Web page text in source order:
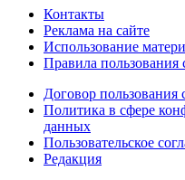
Контакты
Реклама на сайте
Использование
Правила пользования
Договор пользования
Политика в сфере
данных
Пользовательское
Редакция